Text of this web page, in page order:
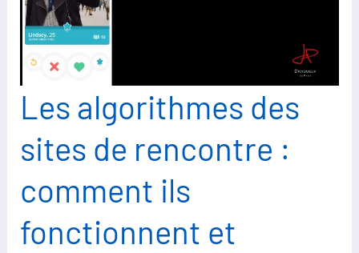
Les algorithmes des
sites de rencontre :
comment ils
fonctionnent et